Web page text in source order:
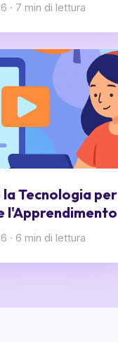
· 7 min di lettura
Tecnologia per
l'Apprendimento
· 6 min di lettura